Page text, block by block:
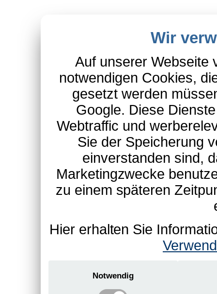
Wir
Auf unserer Webseite
notwendigen Cookies,
gesetzt werden
Google. Diese
Webtraffic und
Sie der Speicherung
einverstanden sind,
Marketingzwecke
zu einem späteren
Hier erhalten Sie
Notwendig